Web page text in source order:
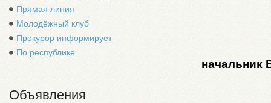
Прямая линия
Молодёжный клуб
Прокурор информирует
По республике
Объявления
начальник